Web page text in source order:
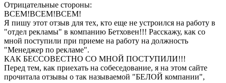
Отрицательные стороны:
ВСЕМ!ВСЕМ!ВСЕМ!
Я пишу этот отзыв для тех, кто еще не устроился на работу в
"отдел рекламы" в компанию Бетховен!!! Расскажу, как со
мной поступили при приеме на работу на должность
"Менеджер по рекламе".
КАК БЕССОВЕСТНО СО МНОЙ ПОСТУПИЛИ!!!
Перед тем, как приехать на собеседование, я на этом сайте
прочитала отзывы о так называемой "БЕЛОЙ компании",